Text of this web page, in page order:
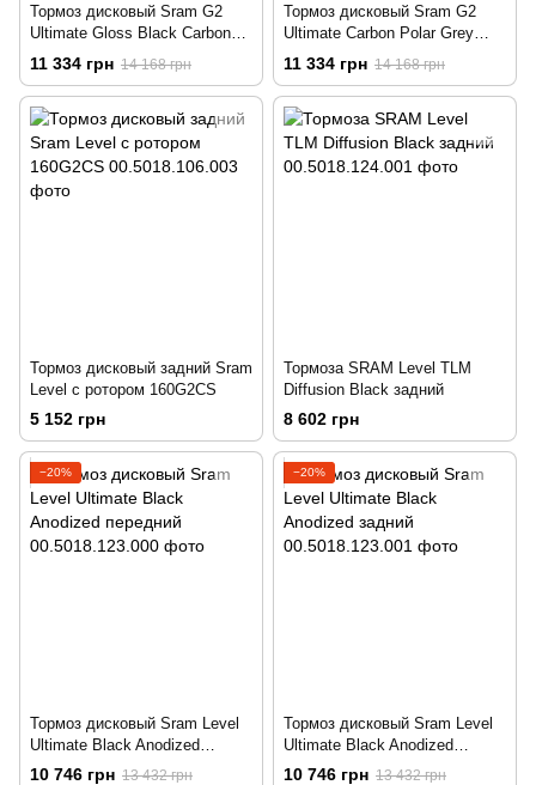
Тормоз дисковый Sram G2
Ultimate Gloss Black Carbon
задний
11 334 грн 14 168 грн
Тормоз дисковый Sram G2
Ultimate Carbon Polar Grey
задний
11 334 грн 14 168 грн
Тормоз дисковый задний Sram
Level с ротором 160G2CS
5 152 грн
Тормоза SRAM Level TLM
Diffusion Black задний
8 602 грн
−20%
Тормоз дисковый Sram Level
Ultimate Black Anodized
передний
10 746 грн 13 432 грн
−20%
Тормоз дисковый Sram Level
Ultimate Black Anodized
задний
10 746 грн 13 432 грн